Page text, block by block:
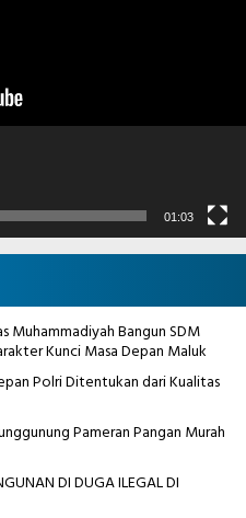
01:03
Muhammadiyah Bangun SDM
Kunci Masa Depan Maluk
Polri Ditentukan dari Kualitas
Pameran Pangan Murah
DI DUGA ILEGAL DI